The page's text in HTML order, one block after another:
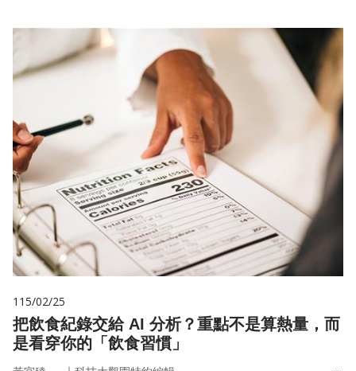
115/02/25
把飲食紀錄交給 AI 分析？重點不是算熱量，而
是看穿你的「飲食習慣」